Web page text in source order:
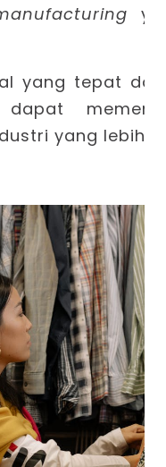
yang tepat
dapat
yang lebih